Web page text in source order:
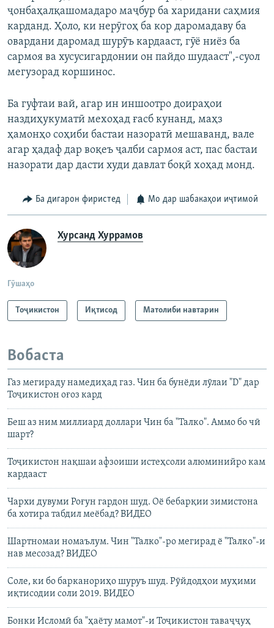
ҷонбаҳалқашомадаро маҷбур ба харидани саҳмия
карданд. Ҳоло, ки нерӯгоҳ ба кор даромадаву ба
овардани даромад шурӯъ кардааст, гӯё ниёз ба
сармоя ва хусусигардонии он пайдо шудааст",-суол
мегузорад коршинос.
Ба гуфтаи вай, агар ин иншоотро доираҳои
наздиҳукуматӣ мехоҳад ғасб кунанд, маҳз
ҳамонҳо соҳиби бастаи назоратӣ мешаванд, вале
агар ҳадаф дар воқеъ ҷалби сармоя аст, пас бастаи
назорати дар дасти худи давлат боқӣ хоҳад монд.
Ба дигарон фиристед Мо дар шабакаҳои иҷтимоӣ
Хурсанд Хуррамов
Гӯшаҳо
Тоҷикистон Иқтисод Матолиби навтарин
Вобаста
Газ мегираду намедиҳад газ. Чин ба бунёди лӯлаи "D" дар
Тоҷикистон оғоз кард
Беш аз ним миллиард доллари Чин ба "Талко". Аммо бо чӣ
шарт?
Тоҷикистон нақшаи афзоиши истеҳсоли алюминийро кам
кардааст
Чархи дувуми Роғун гардон шуд. Оё бебарқии зимистона
ба хотира табдил меёбад? ВИДЕО
Шартномаи номаълум. Чин "Талко"-ро мегирад ё "Талко"-и
нав месозад? ВИДЕО
Соле, ки бо барканориҳо шуруъ шуд. Рӯйдодҳои муҳими
иқтисодии соли 2019. ВИДЕО
Бонки Исломӣ ба "ҳаёту мамот"-и Тоҷикистон таваҷҷуҳ